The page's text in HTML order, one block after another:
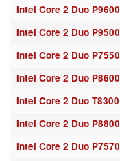
Intel Core 2 Duo P9600
Intel Core 2 Duo P9500
Intel Core 2 Duo P7550
Intel Core 2 Duo P8600
Intel Core 2 Duo T8300
Intel Core 2 Duo P8800
Intel Core 2 Duo P7570